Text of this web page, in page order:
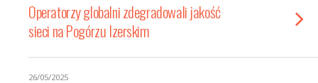
Operatorzy globalni zdegradowali jakość
sieci na Pogórzu Izerskim
26/05/2025